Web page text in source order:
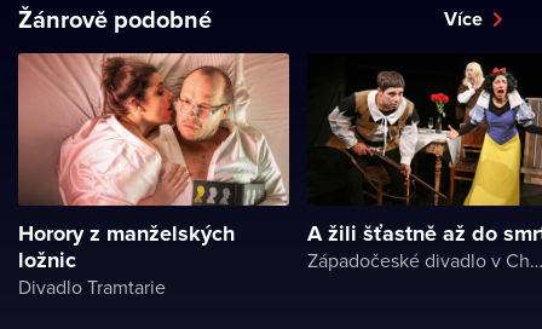
Žánrově podobné Více
Horory z manželských
ložnic
Divadlo Tramtarie
A žili šťastně až do
Západočeské divadlo v Chebu